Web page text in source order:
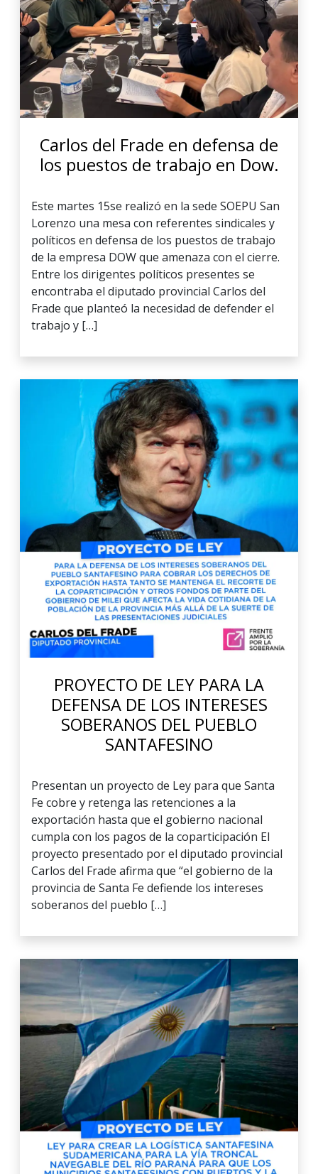
Carlos del Frade en defensa de
los puestos de trabajo en Dow.
Este martes 15se realizó en la sede SOEPU San
Lorenzo una mesa con referentes sindicales y
políticos en defensa de los puestos de trabajo
de la empresa DOW que amenaza con el cierre.
Entre los dirigentes políticos presentes se
encontraba el diputado provincial Carlos del
Frade que planteó la necesidad de defender el
trabajo y […]
PROYECTO DE LEY PARA LA
DEFENSA DE LOS INTERESES
SOBERANOS DEL PUEBLO
SANTAFESINO
Presentan un proyecto de Ley para que Santa
Fe cobre y retenga las retenciones a la
exportación hasta que el gobierno nacional
cumpla con los pagos de la coparticipación El
proyecto presentado por el diputado provincial
Carlos del Frade afirma que “el gobierno de la
provincia de Santa Fe defiende los intereses
soberanos del pueblo […]